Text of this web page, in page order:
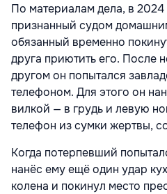
По материалам дела, в
признанный судом
обязанный временно
друга приютить его. После
другом он попытался
телефоном. Для этого он
вилкой — в грудь и левую
телефон из сумки жертвы,
Когда потерпевший
нанёс ему ещё один удар
колена и покинул место